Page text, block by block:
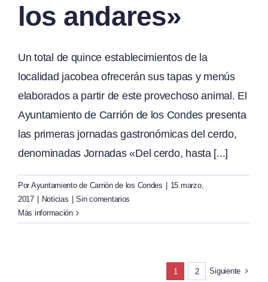
los andares»
Un total de quince establecimientos de la
localidad jacobea ofrecerán sus tapas y menús
elaborados a partir de este provechoso animal. El
Ayuntamiento de Carrión de los Condes presenta
las primeras jornadas gastronómicas del cerdo,
denominadas Jornadas «Del cerdo, hasta [...]
Por Ayuntamiento de Carrión de los Condes
15 marzo,
2017
Noticias
Sin comentarios
Más información
1 2 Siguiente